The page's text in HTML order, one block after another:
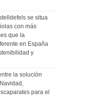
se situa
con más
que la
en España
y
la solución
para el